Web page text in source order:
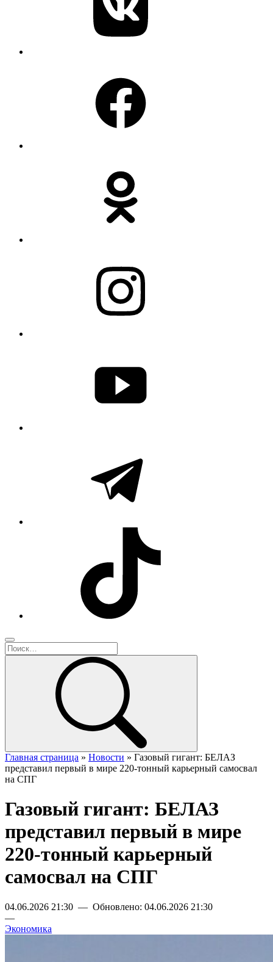
Главная страница » Новости » Газовый гигант: БЕЛАЗ
представил первый в мире 220-тонный карьерный самосвал
на СПГ
Газовый гигант: БЕЛАЗ
представил первый в мире
220-тонный карьерный
самосвал на СПГ
04.06.2026 21:30 — Обновлено: 04.06.2026 21:30
—
Экономика